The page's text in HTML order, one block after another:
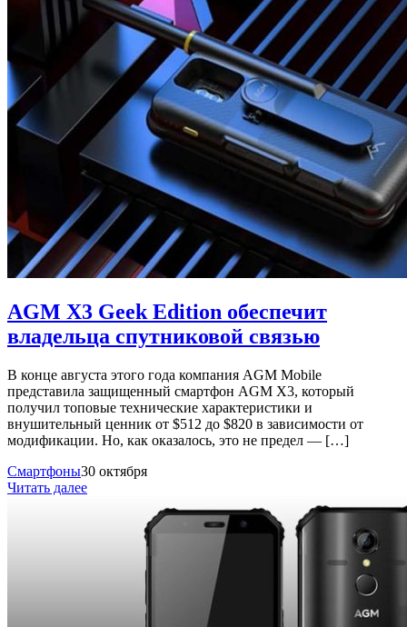
AGM X3 Geek Edition обеспечит
владельца спутниковой связью
В конце августа этого года компания AGM Mobile
представила защищенный смартфон AGM X3, который
получил топовые технические характеристики и
внушительный ценник от $512 до $820 в зависимости от
модификации. Но, как оказалось, это не предел — […]
Смартфоны30 октября
Читать далее